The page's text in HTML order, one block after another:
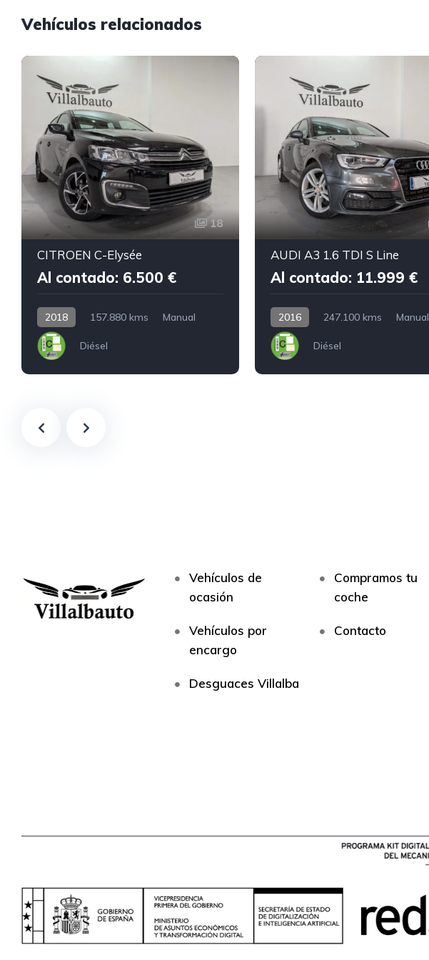
Vehículos relacionados
18
CITROEN C-Elysée
Al contado: 6.500 €
2018 157.880 kms Manual
Diésel
AUDI A3 1.6 TDI S Line
Al contado: 11.999 €
2016 247.100 kms Manual
Diésel
Vehículos de
ocasión
Compramos tu
coche
Vehículos por
encargo
Contacto
Desguaces Villalba